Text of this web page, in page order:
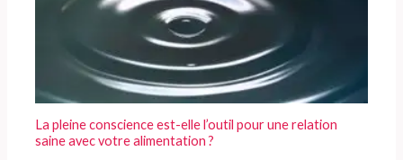
La pleine conscience est-elle l’outil pour une relation
saine avec votre alimentation ?